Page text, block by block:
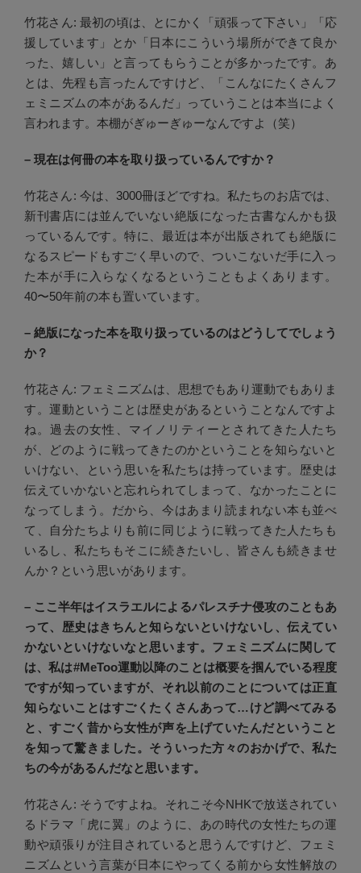
竹花さん: 最初の頃は、とにかく「頑張って下さい」「応
援しています」とか「日本にこういう場所ができて良か
った、嬉しい」と言ってもらうことが多かったです。あ
とは、先程も言ったんですけど、「こんなにたくさんフ
ェミニズムの本があるんだ」っていうことは本当によく
言われます。本棚がぎゅーぎゅーなんですよ（笑）
– 現在は何冊の本を取り扱っているんですか？
竹花さん: 今は、3000冊ほどですね。私たちのお店では、
新刊書店には並んでいない絶版になった古書なんかも扱
っているんです。特に、最近は本が出版されても絶版に
なるスピードもすごく早いので、ついこないだ手に入っ
た本が手に入らなくなるということもよくあります。
40〜50年前の本も置いています。
– 絶版になった本を取り扱っているのはどうしてでしょう
か？
竹花さん: フェミニズムは、思想でもあり運動でもありま
す。運動ということは歴史があるということなんですよ
ね。過去の女性、マイノリティーとされてきた人たち
が、どのように戦ってきたのかということを知らないと
いけない、という思いを私たちは持っています。歴史は
伝えていかないと忘れられてしまって、なかったことに
なってしまう。だから、今はあまり読まれない本も並べ
て、自分たちよりも前に同じように戦ってきた人たちも
いるし、私たちもそこに続きたいし、皆さんも続きませ
んか？という思いがあります。
– ここ半年はイスラエルによるパレスチナ侵攻のこともあ
って、歴史はきちんと知らないといけないし、伝えてい
かないといけないなと思います。フェミニズムに関して
は、私は#MeToo運動以降のことは概要を掴んでいる程度
ですが知っていますが、それ以前のことについては正直
知らないことはすごくたくさんあって…けど調べてみる
と、すごく昔から女性が声を上げていたんだということ
を知って驚きました。そういった方々のおかげで、私た
ちの今があるんだなと思います。
竹花さん: そうですよね。それこそ今NHKで放送されてい
るドラマ「虎に翼」のように、あの時代の女性たちの運
動や頑張りが注目されていると思うんですけど、フェミ
ニズムという言葉が日本にやってくる前から女性解放の